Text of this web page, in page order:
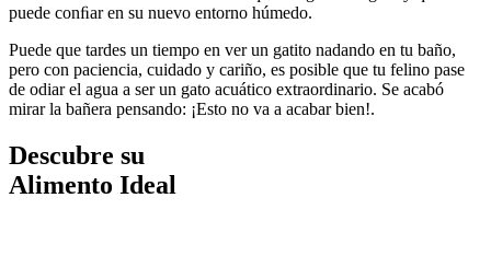
puede conﬁar en su nuevo entorno húmedo.
Puede que tardes un tiempo en ver un gatito nadando en tu baño,
pero con paciencia, cuidado y cariño, es posible que tu felino pase
de odiar el agua a ser un gato acuático extraordinario. Se acabó
mirar la bañera pensando: ¡Esto no va a acabar bien!.
Descubre su
Alimento Ideal